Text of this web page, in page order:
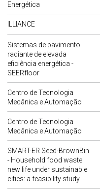
Energética
ILLIANCE
Sistemas de pavimento
radiante de elevada
eficiência energética -
SEERfloor
Centro de Tecnologia
Mecânica e Automação
Centro de Tecnologia
Mecânica e Automação
SMART-ER Seed-BrownBin
- Household food waste
new life under sustainable
cities: a feasibility study